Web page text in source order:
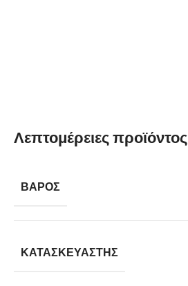
Λεπτομέρειες προϊόντος
ΒΆΡΟΣ
ΚΑΤΑΣΚΕΥΑΣΤΉΣ